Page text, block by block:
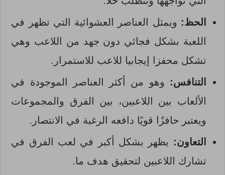
الحظ: ويمثل العناصر العشوائية التي تظهر في
اللعبة بشكل فجائي دون جهد من اللاعب وهي
تشكل محفزا إيجابيا للاعب للاستمرار.
التنافس:
وهو من أكثر العناصر الموجودة في
الألعاب بين اللاعبين، بين الفرق والمجموعات
ويعتبر حافزًا قويًا دافعه الرغبة في الانتصار.
التعاون: يظهر بشكل أكبر في لعب الفرق في
تشارك اللاعبين لتحقيق هدف ما.